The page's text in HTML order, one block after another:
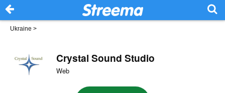
Ukraine >
Crystal Sound Studio
Web